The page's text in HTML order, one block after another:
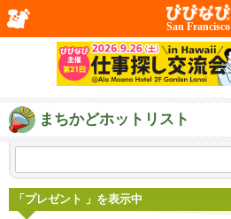
San Francisco
まちかどホットリスト
「プレゼント 」を表示中